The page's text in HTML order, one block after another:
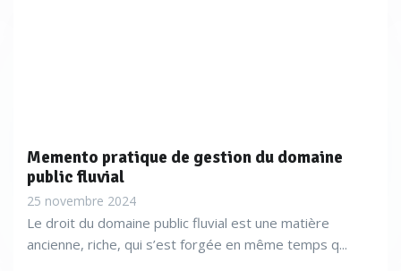
Memento pratique de gestion du domaine
public fluvial
25 novembre 2024
Le droit du domaine public fluvial est une matière
ancienne, riche, qui s’est forgée en même temps q...